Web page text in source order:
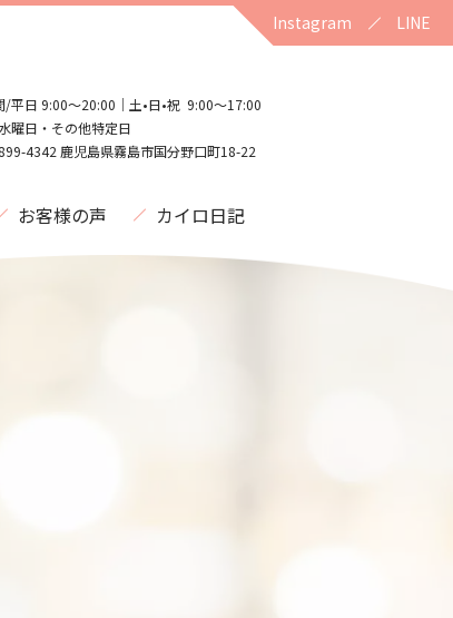
Instagram LINE
/平日 9:00〜20:00｜土•日•祝 9:00〜17:00
曜日・その他特定日
4342 鹿児島県霧島市国分野口町18-22
お客様の声 カイロ日記